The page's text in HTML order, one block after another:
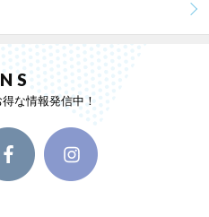
な情報発信中！